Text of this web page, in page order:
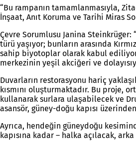
“Bu rampanın tamamlanmasıyla,
İnşaat, Anıt Koruma ve Tarihi Miras
Çevre Sorumlusu Janina
türü yaşıyor; bunların arasında
sahip biyotoplar olarak kabul
merkezinin yeşil akciğeri ve
Duvarların restorasyonu hariç
kısmını oluşturmaktadır. Bu proje,
kullanarak surlara ulaşabilecek ve
asansör, güney-doğu kapısı
Ayrıca, hendeğin güneydoğu
kapısına kadar – halka açılacak,